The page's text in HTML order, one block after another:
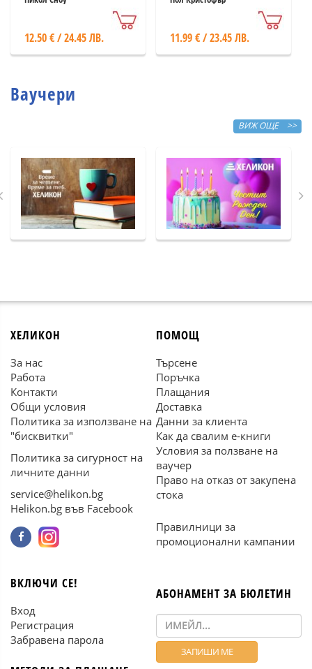
12.50 € / 24.45 ЛВ. 11.99 € / 23.45 ЛВ.
Ваучери
ВИЖ ОЩЕ >>
ХЕЛИКОН
За нас
Работа
Контакти
Общи условия
Политика за използване на
"бисквитки"
Политика за сигурност на
личните данни
service@helikon.bg
Helikon.bg във Facebook
ПОМОЩ
Търсене
Поръчка
Плащания
Доставка
Данни за клиента
Как да свалим е-книги
Условия за ползване на
ваучер
Право на отказ от закупена
стока
Правилници за
промоционални кампании
ВКЛЮЧИ СЕ!
Вход
Регистрация
Забравена парола
АБОНАМЕНТ ЗА БЮЛЕТИН